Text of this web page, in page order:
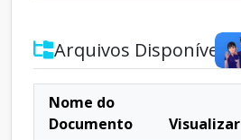
Arquivos Disponíveis
Nome do
Documento
Visualizar